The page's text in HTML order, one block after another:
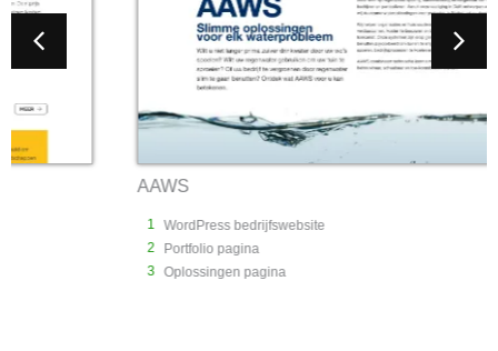
WordPress bedrijfswebsite
Portfolio pagina
Oplossingen pagina